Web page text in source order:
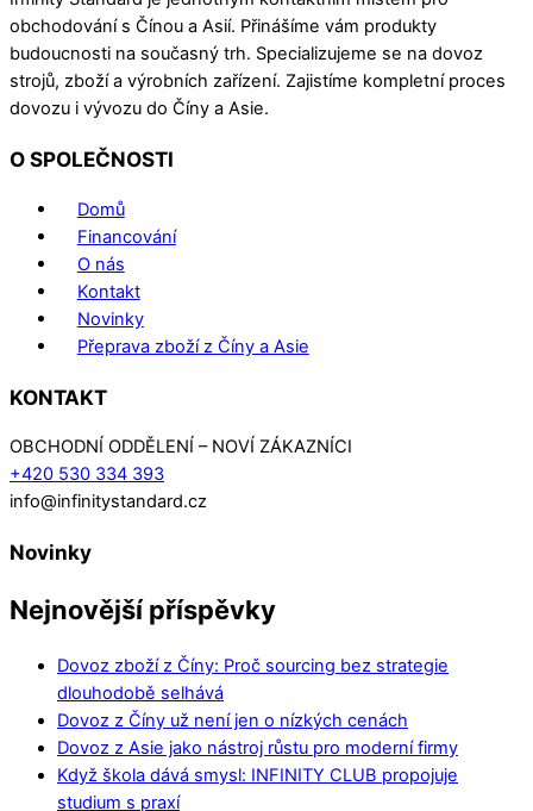
obchodování s Čínou a Asií. Přinášíme vám produkty
budoucnosti na současný trh. Specializujeme se na dovoz
strojů, zboží a výrobních zařízení. Zajistíme kompletní proces
dovozu i vývozu do Číny a Asie.
O SPOLEČNOSTI
Domů
Financování
O nás
Kontakt
Novinky
Přeprava zboží z Číny a Asie
KONTAKT
OBCHODNÍ ODDĚLENÍ – NOVÍ ZÁKAZNÍCI
+420 530 334 393
info@infinitystandard.cz
Novinky
Nejnovější příspěvky
Dovoz zboží z Číny: Proč sourcing bez strategie
dlouhodobě selhává
Dovoz z Číny už není jen o nízkých cenách
Dovoz z Asie jako nástroj růstu pro moderní firmy
Když škola dává smysl: INFINITY CLUB propojuje
studium s praxí